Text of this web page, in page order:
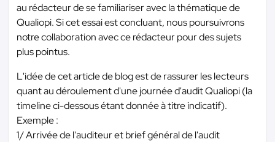
au rédacteur de se familiariser avec la thématique de
Qualiopi. Si cet essai est concluant, nous poursuivrons
notre collaboration avec ce rédacteur pour des sujets
plus pointus.
L'idée de cet article de blog est de rassurer les lecteurs
quant au déroulement d'une journée d'audit Qualiopi (la
timeline ci-dessous étant donnée à titre indicatif).
Exemple :
1/ Arrivée de l'auditeur et brief général de l'audit